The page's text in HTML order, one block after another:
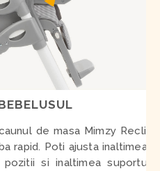
de masa Mimzy Recline
rapid. Poti ajusta inaltimea in
si inaltimea suportului